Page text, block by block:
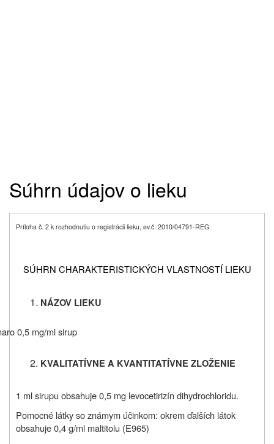
Súhrn údajov o lieku
Príloha č. 2 k rozhodnutiu o registrácii lieku, ev.č.:2010/04791-REG
SÚHRN CHARAKTERISTICKÝCH VLASTNOSTÍ LIEKU
NÁZOV LIEKU
0,5 mg/ml sirup
KVALITATÍVNE A KVANTITATÍVNE ZLOŽENIE
1 ml sirupu obsahuje 0,5 mg levocetirizín dihydrochloridu.
Pomocné látky so známym účinkom: okrem ďalších látok
obsahuje 0,4 g/ml maltitolu (E965)